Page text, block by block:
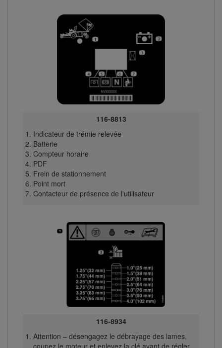
116-8813
Indicateur de trémie relevée
Batterie
Compteur horaire
PDF
Frein de stationnement
Point mort
Contacteur de présence de l'utilisateur
116-8934
Attention – désengagez le débrayage des lames,
coupez le moteur et enlevez la clé avant de régler,